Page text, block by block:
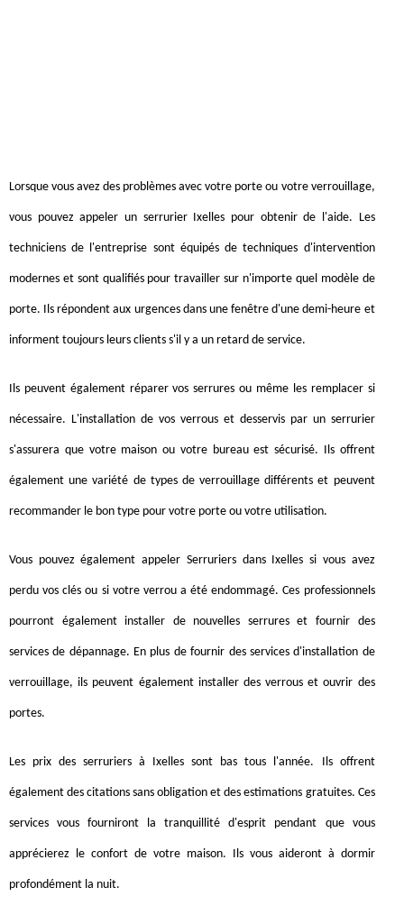
Lorsque vous avez des problèmes avec votre porte ou votre verrouillage,
vous pouvez appeler un serrurier Ixelles pour obtenir de l'aide. Les
techniciens de l'entreprise sont équipés de techniques d'intervention
modernes et sont qualifiés pour travailler sur n'importe quel modèle de
porte. Ils répondent aux urgences dans une fenêtre d'une demi-heure et
informent toujours leurs clients s'il y a un retard de service.
Ils peuvent également réparer vos serrures ou même les remplacer si
nécessaire. L'installation de vos verrous et desservis par un serrurier
s'assurera que votre maison ou votre bureau est sécurisé. Ils offrent
également une variété de types de verrouillage différents et peuvent
recommander le bon type pour votre porte ou votre utilisation.
Vous pouvez également appeler Serruriers dans Ixelles si vous avez
perdu vos clés ou si votre verrou a été endommagé. Ces professionnels
pourront également installer de nouvelles serrures et fournir des
services de dépannage. En plus de fournir des services d'installation de
verrouillage, ils peuvent également installer des verrous et ouvrir des
portes.
Les prix des serruriers à Ixelles sont bas tous l'année. Ils offrent
également des citations sans obligation et des estimations gratuites. Ces
services vous fourniront la tranquillité d'esprit pendant que vous
apprécierez le confort de votre maison. Ils vous aideront à dormir
profondément la nuit.